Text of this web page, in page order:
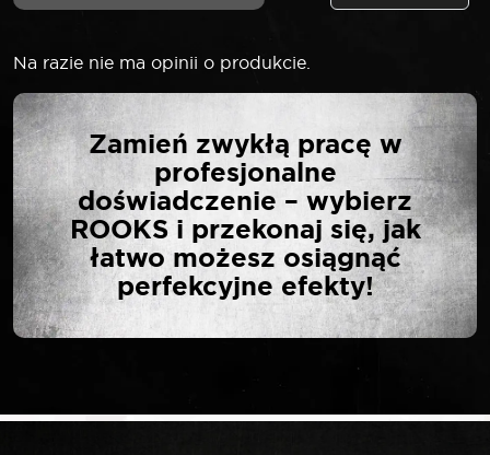
Na razie nie ma opinii o produkcie.
NAPISZ PIERWSZĄ
OPINIĘ O „ROOKS
NAKŁADKA GUMOWA
DO PODNOŚNIKA OK-
08.0016 WEWNĘTRZNA
MAŁA”
Wymagane pola są oznaczone
Zamień zwykłą pracę w
profesjonalne
doświadczenie – wybierz
ROOKS i przekonaj się, jak
łatwo możesz osiągnąć
perfekcyjne efekty!